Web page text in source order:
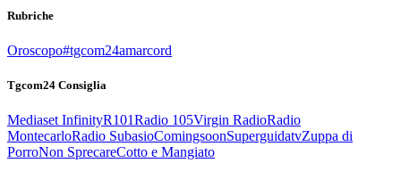
Rubriche
Oroscopo#tgcom24amarcord
Tgcom24 Consiglia
Mediaset InfinityR101Radio 105Virgin RadioRadio
MontecarloRadio SubasioComingsoonSuperguidatvZuppa di
PorroNon SprecareCotto e Mangiato